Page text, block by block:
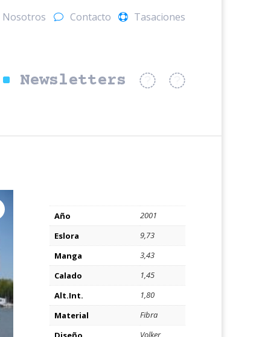
Nosotros Contacto Tasaciones
Newsletters
Año
2001
Eslora
9,73
Manga
3,43
Calado
1,45
Alt.Int.
1,80
Material
Fibra
Volker